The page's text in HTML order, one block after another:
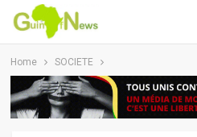
Home SOCIETE